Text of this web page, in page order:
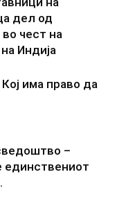
дел од
чест на
Индија
има право да
–
единствениот